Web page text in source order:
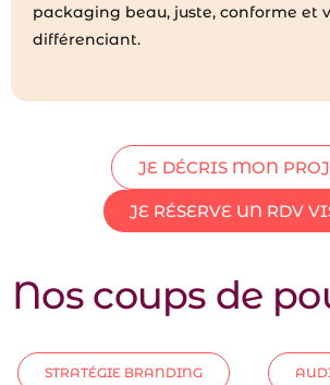
packaging beau, juste, conforme et
différenciant.
JE DÉCRIS MON
JE RÉSERVE UN RDV
Nos coups de
STRATÉGIE BRANDING